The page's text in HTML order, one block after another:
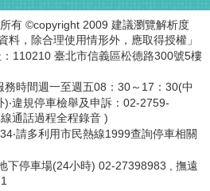
有 ©copyright 2009 建議瀏覽解析度
料，除合理使用情形外，應取得授權」
110210 臺北市信義區松德路300號5樓
務時間週一至週五08：30～17：30(中
違規停車檢舉及申訴：02-2759-
通話過程全程錄音 )
請多利用市民熱線1999查詢停車相關
下停車場(24小時) 02-27398983 , 撫遠